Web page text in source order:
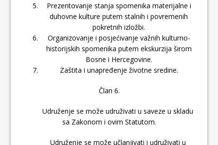
Prezentovanje stanja spomenika materijalne i
duhovne kulture putem stalnih i povremenih
pokretnih izložbi.
Organizovanje i posjećivanje važnih kulturno-
historijskih spomenika putem ekskurzija širom
Bosne i Hercegovine.
Zaštita i unapređenje životne sredine.
Član 6.
Udruženje se može udruživati u saveze u skladu
sa Zakonom i ovim Statutom.
Udruženje se može učlanjivati i udruživati u